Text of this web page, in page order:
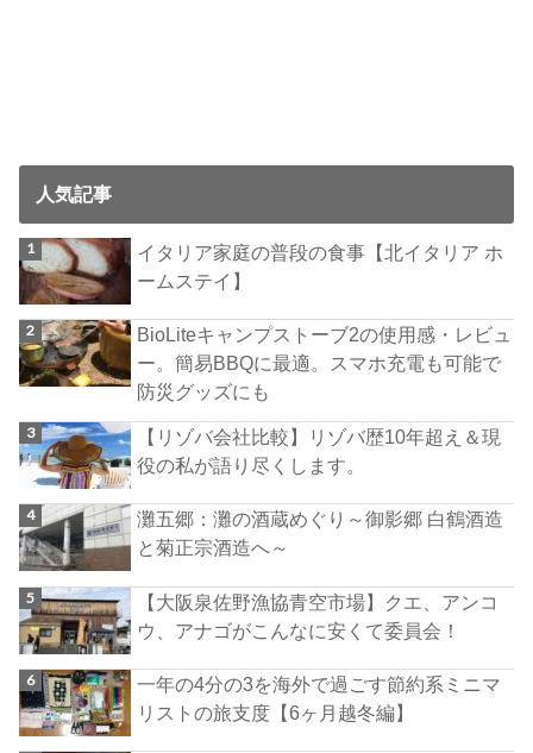
人気記事
イタリア家庭の普段の食事【北イタリア ホ
ームステイ】
BioLiteキャンプストーブ2の使用感・レビュ
ー。簡易BBQに最適。スマホ充電も可能で
防災グッズにも
【リゾバ会社比較】リゾバ歴10年超え＆現
役の私が語り尽くします。
灘五郷：灘の酒蔵めぐり～御影郷 白鶴酒造
と菊正宗酒造へ～
【大阪泉佐野漁協青空市場】クエ、アンコ
ウ、アナゴがこんなに安くて委員会！
一年の4分の3を海外で過ごす節約系ミニマ
リストの旅支度【6ヶ月越冬編】